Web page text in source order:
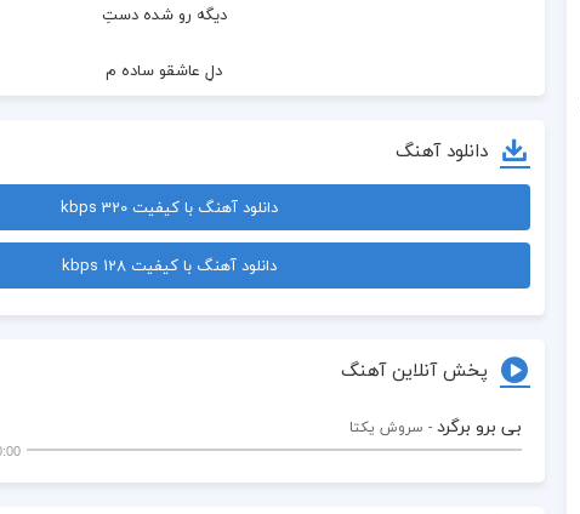
  دیگه رو شده دستِ
  دلِ عاشقو ساده م
  من به عشقت تو آدم
  (بی برو برگرد دلمو
  دیدی که دادم به تو
دانلود آهنگ
دانلود آهنگ با کیفیت 320 kbps
دانلود آهنگ با کیفیت 128 kbps
پخش آنلاین آهنگ
بی برو برگرد - سروش یکتا